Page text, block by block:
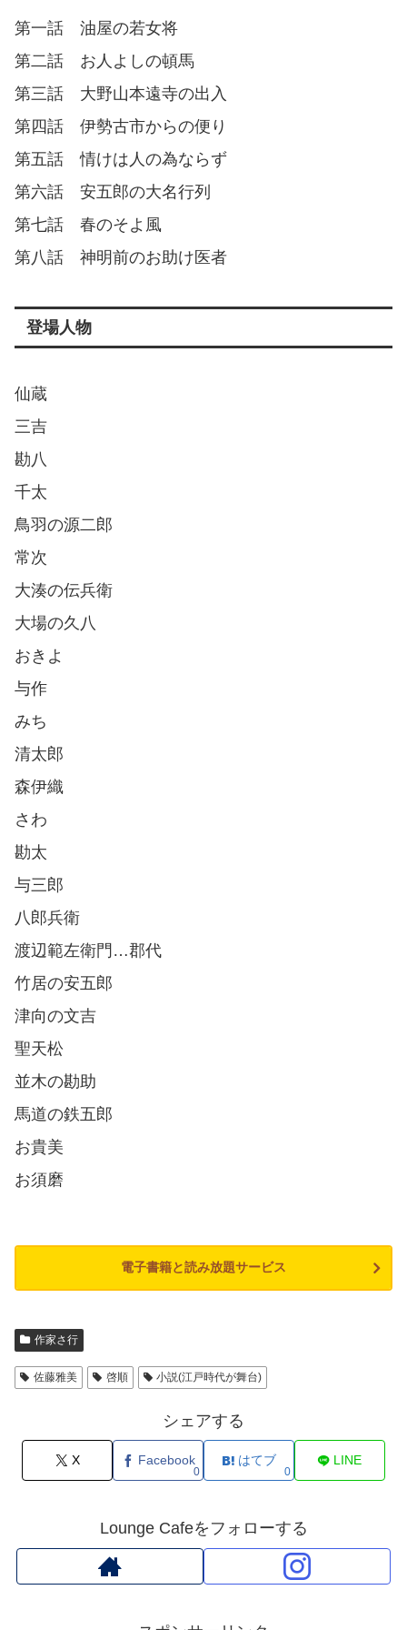
第一話 油屋の若女将
第二話 お人よしの頓馬
第三話 大野山本遠寺の出入
第四話 伊勢古市からの便り
第五話 情けは人の為ならず
第六話 安五郎の大名行列
第七話 春のそよ風
第八話 神明前のお助け医者
登場人物
仙蔵
三吉
勘八
千太
鳥羽の源二郎
常次
大湊の伝兵衛
大場の久八
おきよ
与作
みち
清太郎
森伊織
さわ
勘太
与三郎
八郎兵衛
渡辺範左衛門…郡代
竹居の安五郎
津向の文吉
聖天松
並木の勘助
馬道の鉄五郎
お貴美
お須磨
電子書籍と読み放題サービス
作家さ行
佐藤雅美 啓順 小説(江戸時代が舞台)
シェアする
X Facebook
0
はてブ
0
LINE
Lounge Cafeをフォローする